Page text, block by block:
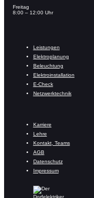
Freitag
8:00 – 12:00 Uhr
Leistungen
Elektroplanung
Beleuchtung
Elektroinstallation
E-Check
Netzwerktechnik
Karriere
Lehre
Kontakt, Teams
AGB
Datenschutz
Impressum